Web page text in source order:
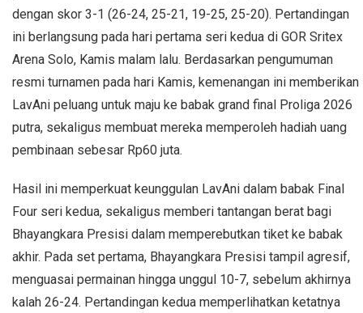
dengan skor 3-1 (26-24, 25-21, 19-25, 25-20). Pertandingan
ini berlangsung pada hari pertama seri kedua di GOR Sritex
Arena Solo, Kamis malam lalu. Berdasarkan pengumuman
resmi turnamen pada hari Kamis, kemenangan ini memberikan
LavAni peluang untuk maju ke babak grand final Proliga 2026
putra, sekaligus membuat mereka memperoleh hadiah uang
pembinaan sebesar Rp60 juta.
Hasil ini memperkuat keunggulan LavAni dalam babak Final
Four seri kedua, sekaligus memberi tantangan berat bagi
Bhayangkara Presisi dalam memperebutkan tiket ke babak
akhir. Pada set pertama, Bhayangkara Presisi tampil agresif,
menguasai permainan hingga unggul 10-7, sebelum akhirnya
kalah 26-24. Pertandingan kedua memperlihatkan ketatnya